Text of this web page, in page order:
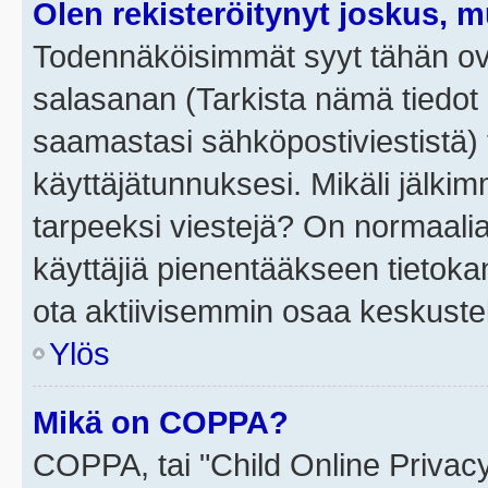
Olen rekisteröitynyt joskus,
Todennäköisimmät syyt tähän
salasanan (Tarkista nämä
saamastasi
käyttäjätunnuksesi. Mikäli
tarpeeksi viestejä? On
käyttäjiä pienentääkseen
ota aktiivisemmin osaa
Ylös
Mikä on COPPA?
COPPA, tai "Child Online